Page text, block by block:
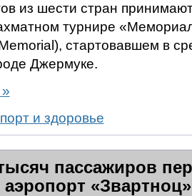
из шести стран
турнире
стартовавшем в
Джермуке.
»
и здоровье
пассажиров